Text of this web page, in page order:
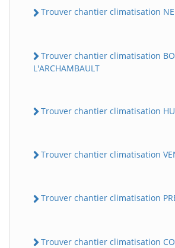
Trouver chantier climatisation
Trouver chantier climatisation
L'ARCHAMBAULT
Trouver chantier climatisation
Trouver chantier climatisation
Trouver chantier climatisation
Trouver chantier climatisation